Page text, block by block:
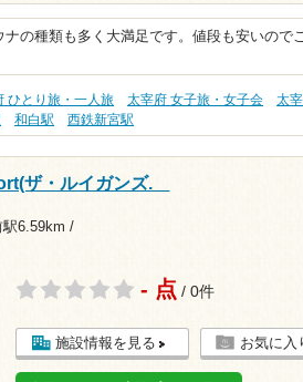
ナの種類も多く大満足です。値段も安いので
ひとり旅・一人旅 太宰府 女子旅・女子会
太
和白駅 西鉄新宮駅
ザ・ルイガンズ.
6.59km /
- 点 / 0件
施設情報を見る お気に入